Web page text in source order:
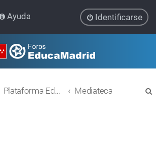
Ayuda Identificarse
Plataforma Educativa EducaMadrid Mediateca